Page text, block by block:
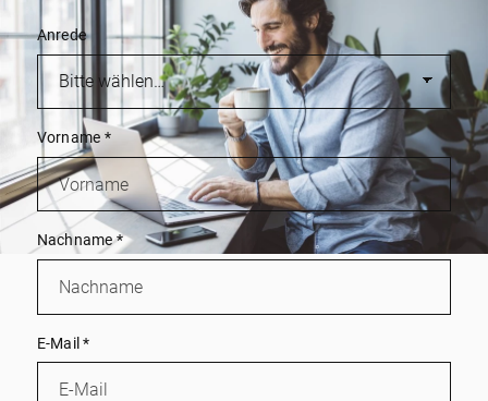
Anrede
Vorname *
Nachname*
E-Mail*